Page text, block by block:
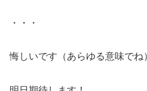
・・・
悔しいです（あらゆる意味でね